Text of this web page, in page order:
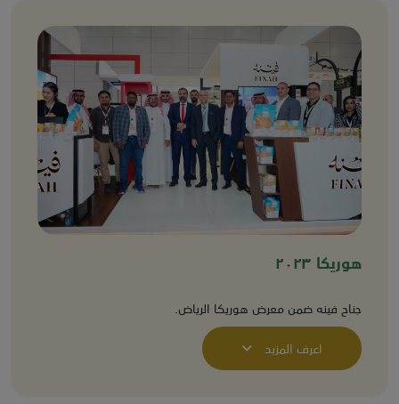
هوريكا ٢٠٢٣
جناح فينه ضمن معرض هوريكا الرياض.
اعرف المزيد